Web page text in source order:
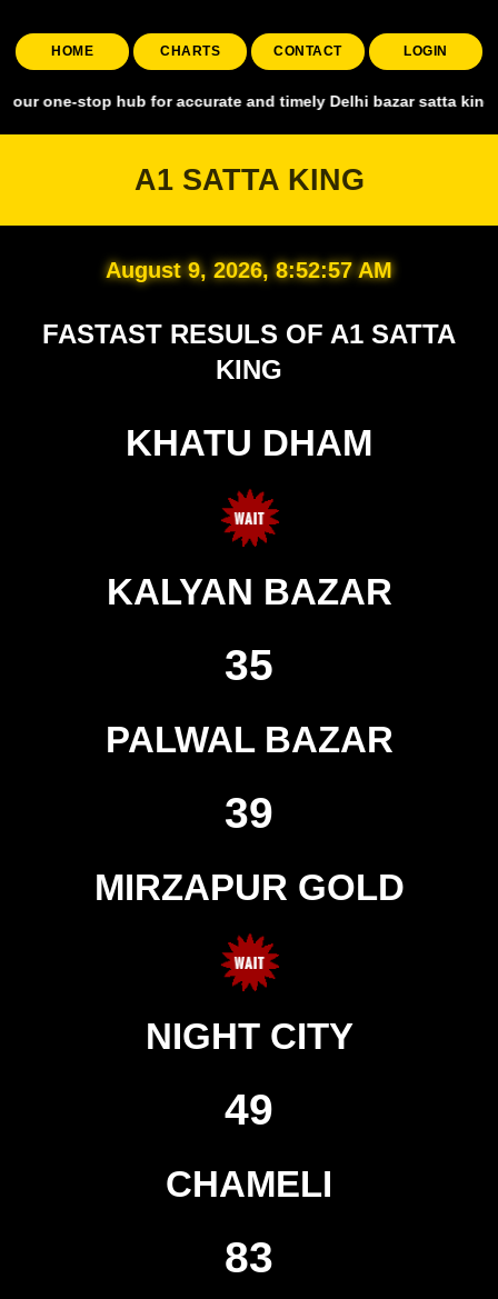
HOME CHARTS CONTACT LOGIN
hub for accurate and timely Delhi bazar satta king,
A1 SATTA KING
August 9, 2026, 8:52:58 AM
FASTAST RESULS OF A1 SATTA
KING
KHATU DHAM
KALYAN BAZAR
35
PALWAL BAZAR
39
MIRZAPUR GOLD
NIGHT CITY
49
CHAMELI
83